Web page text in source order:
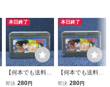
本日終了
【何本でも送料23
0円！出品多数】
即決 280円
本日終了
【何本でも送料23
0円！出品多数】
即決 280円